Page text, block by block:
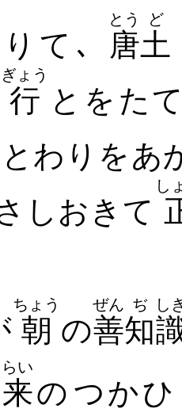
て､
唐
とう
土
ど
行
ぎょう
と​を​た
わり​を​あ
しおき​て
し
朝
ちょう
の善
ぜん
知
ぢ し
い
の​つか